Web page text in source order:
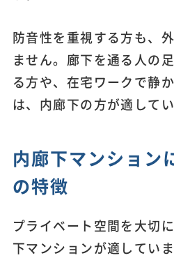
防音性を重視する方も、
ません。廊下を通る人の
る方や、在宅ワークで静
は、内廊下の方が適して
内廊下マンション
の特徴
プライベート空間を大切
下マンションが適してい